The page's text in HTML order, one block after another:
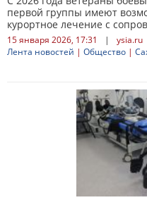
первой группы имеют
курортное лечение с
15 января 2026, 17:31 |
ysia.ru
Лента новостей | Общество |